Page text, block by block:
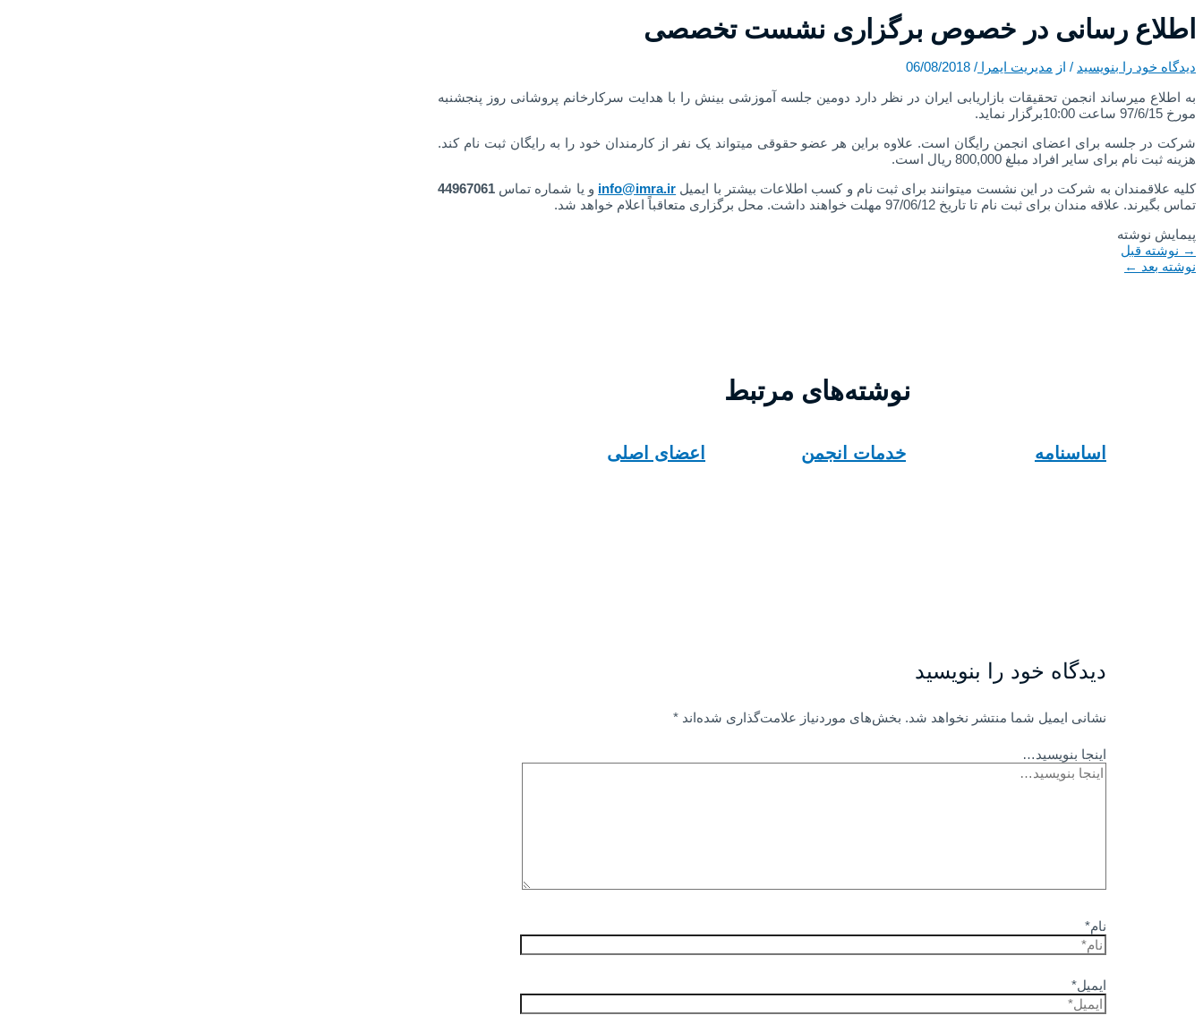
اطلاع رسانی در خصوص برگزاری نشست تخصصی
دیدگاه‌ خود را بنویسید / از مدیریت ایمرا /
06/08/2018
به اطلاع می­رساند انجمن تحقیقات­ بازاریابی­ ایران در نظر دارد دومین جلسه آموزشی بینش را با هدایت سرکار­خانم پروشانی روز پنجشنبه
مورخ 97/6/15 ساعت 10:00برگزار نماید.
شرکت در جلسه برای اعضای انجمن رایگان است. علاوه ­بر­این هر عضو حقوقی می­تواند یک نفر از کارمندان خود را به رایگان ثبت­ نام کند.
هزینه ثبت ­نام برای سایر افراد مبلغ 800,000 ريال است.
کلیه علاقمندان به شرکت در این نشست می­توانند برای ثبت ­نام و کسب اطلاعات بیشتر با ایمیل info@imra.ir و یا شماره تماس 44967061
تماس بگیرند. علاقه ­مندان برای ثبت­ نام تا تاریخ 97/06/12 مهلت خواهند داشت. محل برگزاری متعاقباً اعلام خواهد شد.
پیمایش نوشته
→ نوشته قبل
نوشته بعد ←
نوشته‌های مرتبط
اساسنامه خدمات انجمن اعضای اصلی
دیدگاه‌ خود را بنویسید
نشانی ایمیل شما منتشر نخواهد شد. بخش‌های موردنیاز علامت‌گذاری شده‌اند*
اینجا بنویسید…
نام*
ایمیل*